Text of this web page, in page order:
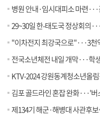
병원 안내·임시대피소 마련
29~30일 한-태도국 정상회의
"이차전지 최강국으로"···3천
전국소년체전 내일 개막···학생선수
KTV-2024 강원동계청소년올
김포 골드라인 혼잡 완화···'
제134기 해군·해병대 사관후